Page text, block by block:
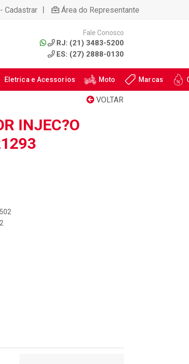
Cadastrar | Área do Representante
Fale Conosco
RJ: (21) 3483-5200
ES: (27) 2888-0130
Eletrica e Acessorios Moto Marcas
VOLTAR
INJEC?O